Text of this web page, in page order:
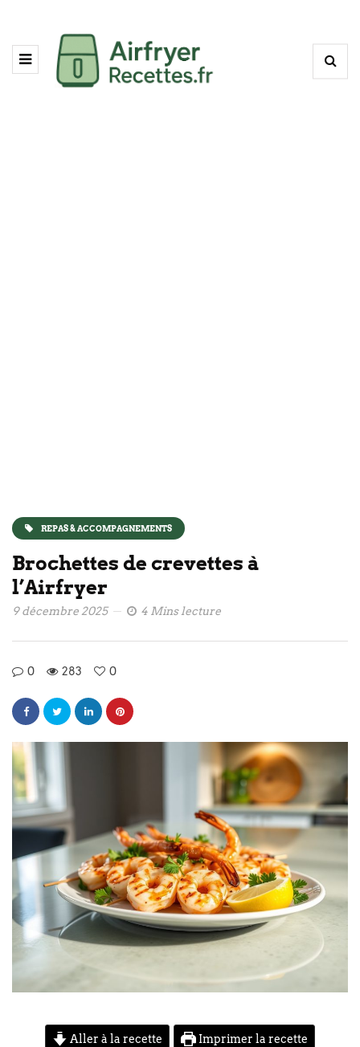
REPAS & ACCOMPAGNEMENTS
Brochettes de crevettes à
l’Airfryer
9 décembre 2025 4 Mins lecture
0 283 0
Aller à la recette Imprimer la recette